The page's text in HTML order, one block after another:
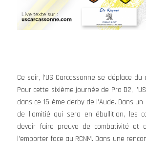
Ce soir, l’US Carcassonne se déplace
Pour cette sixième journée de Pro D2,
dans ce 15 ème derby de l’Aude. Dans
de l’amitié qui sera en ébullition, les
devoir faire preuve de combativité et
l’emporter face au RCNM. Dans une